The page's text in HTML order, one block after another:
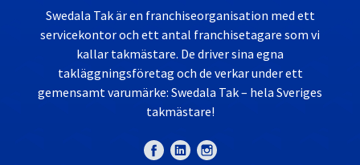
Swedala Tak är en franchiseorganisation med ett
servicekontor och ett antal franchisetagare som vi
kallar takmästare. De driver sina egna
takläggningsföretag och de verkar under ett
gemensamt varumärke: Swedala Tak – hela Sveriges
takmästare!